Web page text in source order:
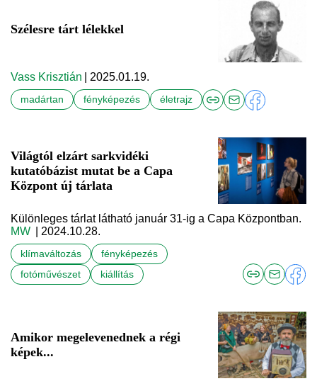
Szélesre tárt lélekkel
Vass Krisztián | 2025.01.19.
madártan fényképezés életrajz
Világtól elzárt sarkvidéki
kutatóbázist mutat be a Capa
Központ új tárlata
Különleges tárlat látható január 31-ig a Capa Központban.
MW
| 2024.10.28.
klímaváltozás
fényképezés
fotóművészet
kiállítás
Amikor megelevenednek a régi
képek...